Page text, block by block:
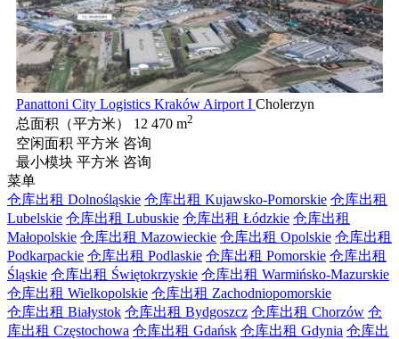
Panattoni City Logistics Kraków Airport I Cholerzyn
总面积（平方米）
12 470 m2
空闲面积 平方米 咨询
最小模块 平方米 咨询
菜单
仓库出租 Dolnośląskie 仓库出租 Kujawsko-Pomorskie 仓库出租
Lubelskie 仓库出租 Lubuskie 仓库出租 Łódzkie 仓库出租
Małopolskie 仓库出租 Mazowieckie 仓库出租 Opolskie 仓库出租
Podkarpackie 仓库出租 Podlaskie 仓库出租 Pomorskie 仓库出租
Śląskie 仓库出租 Świętokrzyskie 仓库出租 Warmińsko-Mazurskie
仓库出租 Wielkopolskie 仓库出租 Zachodniopomorskie
仓库出租 Białystok 仓库出租 Bydgoszcz 仓库出租 Chorzów 仓
库出租 Częstochowa 仓库出租 Gdańsk 仓库出租 Gdynia 仓库出